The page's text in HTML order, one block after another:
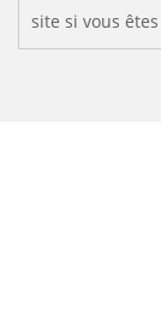
site si vous